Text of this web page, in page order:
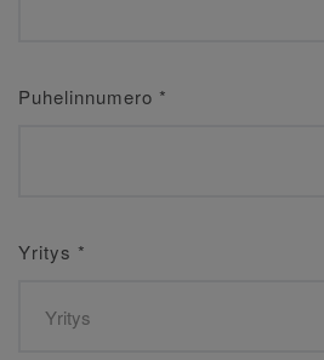
Puhelinnumero *
Yritys *